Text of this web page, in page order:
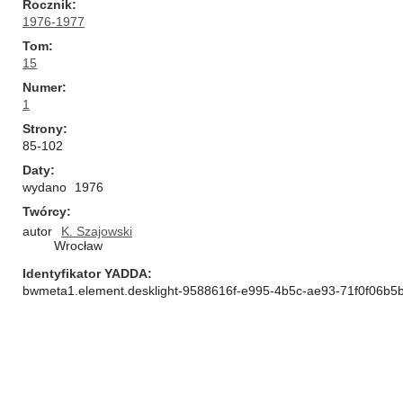
Rocznik
1976-1977
Tom
15
Numer
1
Strony
85-102
Daty
wydano
1976
Twórcy
autor
K. Szajowski
Wrocław
Identyfikator YADDA
bwmeta1.element.desklight-9588616f-e995-4b5c-ae93-